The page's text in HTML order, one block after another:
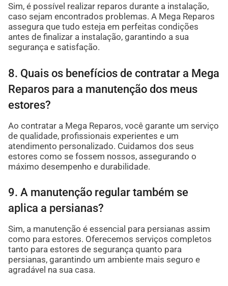
Sim, é possível realizar reparos durante a instalação,
caso sejam encontrados problemas. A Mega Reparos
assegura que tudo esteja em perfeitas condições
antes de finalizar a instalação, garantindo a sua
segurança e satisfação.
8. Quais os benefícios de contratar a Mega
Reparos para a manutenção dos meus
estores?
Ao contratar a Mega Reparos, você garante um serviço
de qualidade, profissionais experientes e um
atendimento personalizado. Cuidamos dos seus
estores como se fossem nossos, assegurando o
máximo desempenho e durabilidade.
9. A manutenção regular também se
aplica a persianas?
Sim, a manutenção é essencial para persianas assim
como para estores. Oferecemos serviços completos
tanto para estores de segurança quanto para
persianas, garantindo um ambiente mais seguro e
agradável na sua casa.